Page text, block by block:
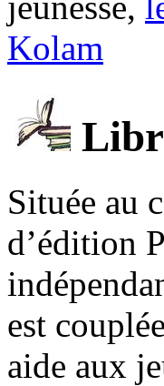
Kolam
Située au
d’édition
est
aide aux